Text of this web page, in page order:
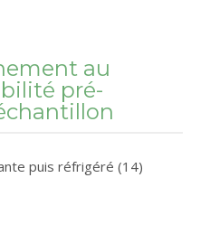
au
pré-
puis réfrigéré (14)